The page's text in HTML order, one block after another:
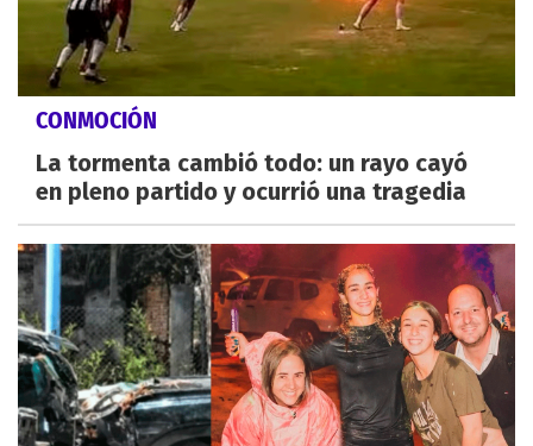
CONMOCIÓN
La tormenta cambió todo: un rayo cayó
en pleno partido y ocurrió una tragedia